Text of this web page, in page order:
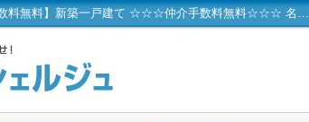
名古屋市守山区鳥羽見2丁目718-3【仲介手数料無料】新築一戸建て ☆☆☆仲介手数料無料☆☆☆ 名古屋市...／ハウスコンシェルジュ(日の出殖産)